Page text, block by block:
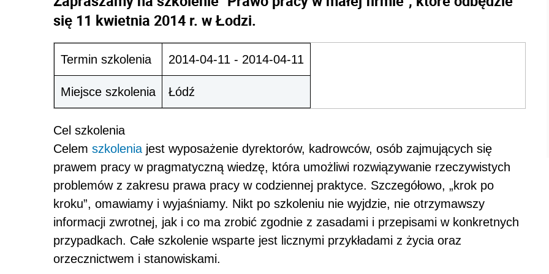
się 11 kwietnia 2014 r. w Łodzi.
Termin szkolenia 2014-04-11 - 2014-04-11
Miejsce szkolenia Łódź
Cel szkolenia
Celem szkolenia jest wyposażenie dyrektorów, kadrowców, osób zajmujących się
prawem pracy w pragmatyczną wiedzę, która umożliwi rozwiązywanie rzeczywistych
problemów z zakresu prawa pracy w codziennej praktyce. Szczegółowo, „krok po
kroku”, omawiamy i wyjaśniamy. Nikt po szkoleniu nie wyjdzie, nie otrzymawszy
informacji zwrotnej, jak i co ma zrobić zgodnie z zasadami i przepisami w konkretnych
przypadkach. Całe szkolenie wsparte jest licznymi przykładami z życia oraz
orzecznictwem i stanowiskami.